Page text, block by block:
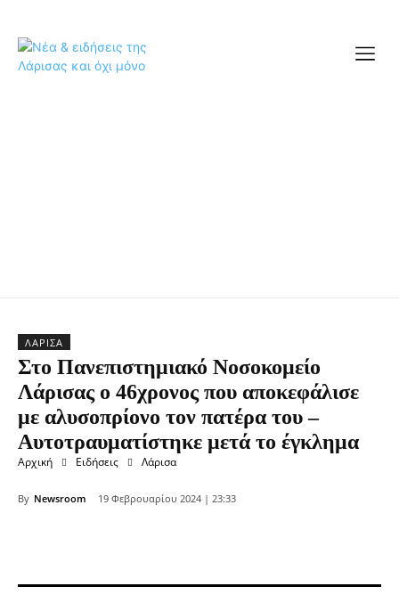
ΛΆΡΙΣΑ
Στο Πανεπιστημιακό Νοσοκομείο
Λάρισας ο 46χρονος που αποκεφάλισε
με αλυσοπρίονο τον πατέρα του –
Αυτοτραυματίστηκε μετά το έγκλημα
Αρχική Ειδήσεις Λάρισα
By Newsroom 19 Φεβρουαρίου 2024 | 23:33